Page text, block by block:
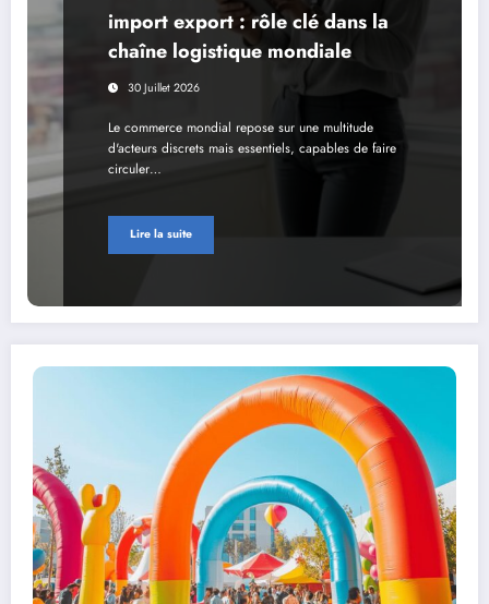
import export : rôle clé dans la
chaîne logistique mondiale
30 Juillet 2026
Le commerce mondial repose sur une multitude
d'acteurs discrets mais essentiels, capables de faire
circuler…
Lire la suite